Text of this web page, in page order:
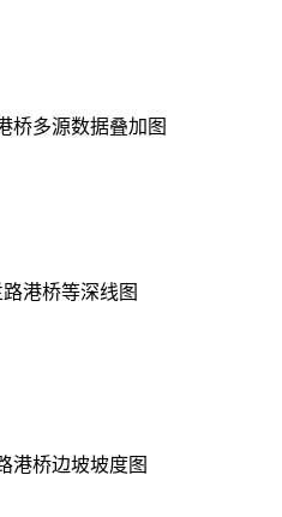
桥多源数据叠加图
港桥等深线图
港桥边坡坡度图